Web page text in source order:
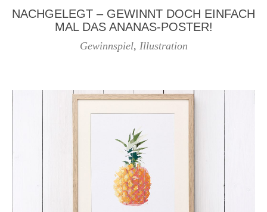
NACHGELEGT – GEWINNT DOCH EINFACH
MAL DAS ANANAS-POSTER!
Gewinnspiel, Illustration